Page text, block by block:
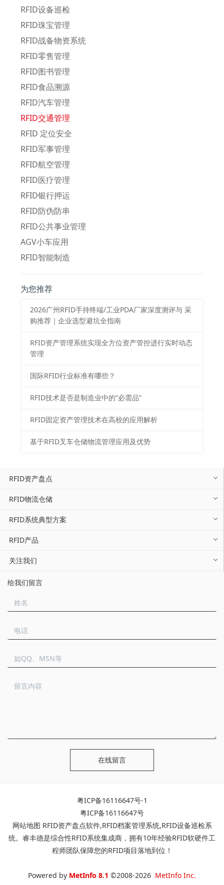
RFID设备巡检
RFID珠宝管理
RFID战备物资系统
RFID零售管理
RFID图书管理
RFID食品溯源
RFID汽车管理
RFID交通管理
RFID 定位安全
RFID军事管理
RFID航空管理
RFID医疗管理
RFID银行押运
RFID防伪防串
RFID公共事业管理
AGV小车应用
RFID智能制造
为您推荐
2026⼴州RFID⼿持终端/⼯业PDA⼚家深度测评与 采
购推荐｜企业选型避坑全指南
RFID资产管理系统实现全方位资产管控进行实时动态
管理
国际RFID行业标准有哪些？
RFID技术是否是制造业中的“必需品”
RFID固定资产管理技术在高校的应用解析
基于RFID叉车仓储物流管理应用及优势
RFID资产盘点
RFID物流仓储
RFID系统典型方案
RFID产品
关注我们
给我们留言
在线留言
粤ICP备16116647号-1
粤ICP备16116647号
网站地图 RFID资产盘点软件,RFID档案管理系统,RFID设备巡检系
统。睿丰德是综合性RFID系统集成商，拥有10年经验RFID软硬件工
程师团队保障您的RFID项目落地到位！
Powered by MetInfo 8.1 ©2008-2026 MetInfo Inc.